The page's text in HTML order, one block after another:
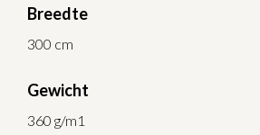
Breedte
300 cm
Gewicht
360 g/m1